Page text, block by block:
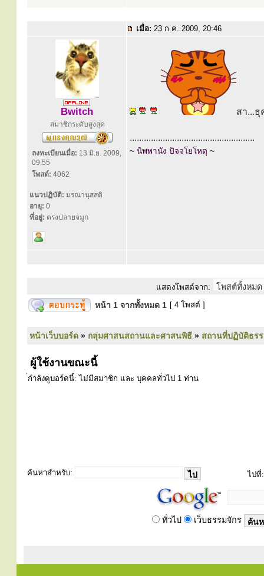
เมื่อ: 23 ก.ค. 2009, 20:46
Bwitch
สมาชิกระดับสูงสุด
ลงทะเบียนเมื่อ: 13 มิ.ย. 2009,
09:55
โพสต์: 4062
แนวปฏิบัติ: มรณานุสสติ
อายุ: 0
ที่อยู่: ตรงปลายจมูก
สา...
.....................................................
~ นิพพานัง ปัจจโยโหตุ ~
แสดงโพสต์จาก:
หน้า 1 จากทั้งหมด 1 [ 4 โพสต์ ]
หน้าเว็บบอร์ด » กลุ่มศาสนสถานและศาสนพิธี » สถานที่ปฏิบัติธร
ผู้ใช้งานขณะนี้
่กำลังดูบอร์ดนี้: ไม่มีสมาชิก และ บุคคลทั่วไป 1 ท่าน
ค้นหาสำหรับ: ไปที่:
ทั่วไป เว็บธรรมจักร